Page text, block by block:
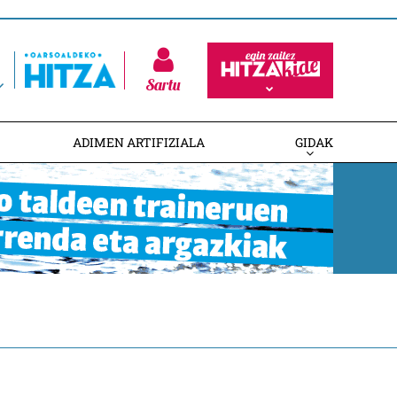
Sartu
ADIMEN ARTIFIZIALA GIDAK